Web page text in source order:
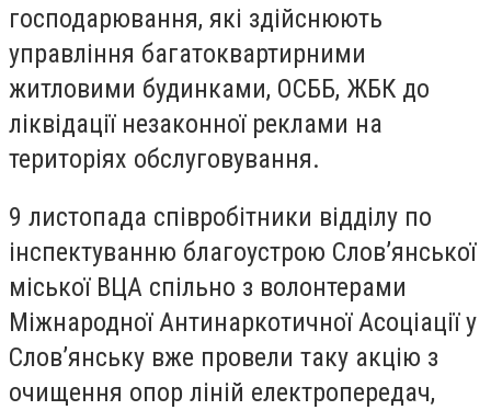
господарювання, які здійснюють
управління багатоквартирними
житловими будинками, ОСББ, ЖБК до
ліквідації незаконної реклами на
територіях обслуговування.
9 листопада співробітники відділу по
інспектуванню благоустрою Слов’янської
міської ВЦА спільно з волонтерами
Міжнародної Антинаркотичної Асоціації у
Слов’янську вже провели таку акцію з
очищення опор ліній електропередач,